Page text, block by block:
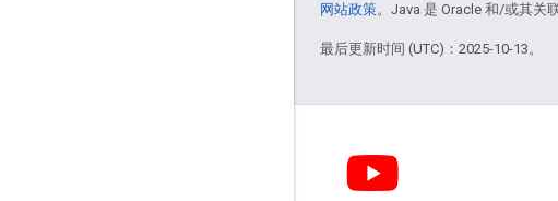
网站政策。Java 是 Oracle 和/或其关
最后更新时间 (UTC)：2025-10-13。